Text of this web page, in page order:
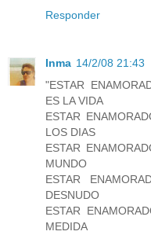
Responder
Inma 14/2/08 21:43
"ESTAR
ES LA VIDA
ESTAR
LOS DIAS
ESTAR
MUNDO
ESTAR
DESNUDO
ESTAR
MEDIDA